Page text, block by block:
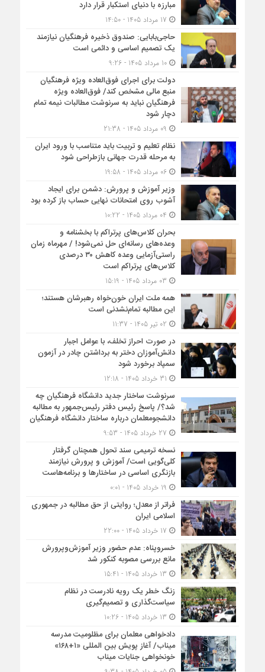
مبارزه با دنیای استکبار قرار دارد
حاجی‌بابایی: صندوق ذخیره فرهنگیان نیازمند
یک تصمیم اساسی و دائمی است
10 مرداد 1405 - 9:26
دولت برای اجرای فوق‌العاده ویژه فرهنگیان
منبع مالی مشخص کند/ فوق‌العاده ویژه
فرهنگیان نباید به سرنوشت مطالبات نیمه‌ تمام
دچار شود
نظام تعلیم و تربیت باید متناسب با ورود ایران
به مرحله قدرت جهانی بازطراحی شود
06 مرداد 1405 - 19:58
وزیر آموزش و پرورش: دشمن برای ایجاد
آشوب روی امتحانات نهایی حساب باز کرده بود
بحران کلاس‌های پرتراکم با بخشنامه و
وعده‌های رسانه‌ای حل نمی‌شود! / مهرماه زمان
راستی‌آزمایی وعده کاهش ۳۰ درصدی
کلاس‌های پرتراکم است
همه ملت ایران خون‌خواه رهبرشان هستند؛
این مطالبه تمام‌نشدنی است
در صورت احراز تخلف، با عوامل اجبار
دانش‌آموزان دختر به برداشتن چادر در آزمون
سمپاد برخورد شود
سرنوشت ساختار جدید دانشگاه فرهنگیان چه
شد؟/ پاسخ رئیس دفتر رئیس‌جمهور به مطالبه
دانشجومعلمان درباره ساختار دانشگاه فرهنگیان
نسخه ترمیمی سند تحول همچنان گرفتار
کلی‌گویی است/ آموزش و پرورش نیازمند
بازنگری اساسی در ساختارها و برنامه‌هاست
فراتر از معدل؛ روایتی از حق مطالبه در جمهوری
اسلامی ایران
خسروپناه: عدم حضور وزیر آموزش‌وپرورش
مانع بررسی مصوبه کنکور شد
زنگ خطر یک رویه نادرست در نظام
سیاست‌گذاری و تصمیم‌گیری
دادخواهی معلمان برای مظلومیت مدرسه
میناب/ آغاز پویش بین المللی «۱+۱۶۸»
خونخواهی جنایات میناب